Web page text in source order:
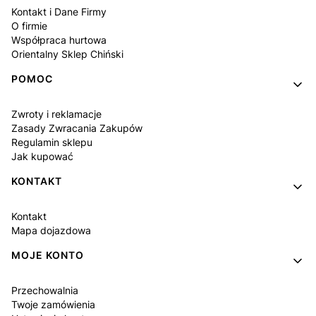
Kontakt i Dane Firmy
O firmie
Współpraca hurtowa
Orientalny Sklep Chiński
POMOC
Zwroty i reklamacje
Zasady Zwracania Zakupów
Regulamin sklepu
Jak kupować
KONTAKT
Kontakt
Mapa dojazdowa
MOJE KONTO
Przechowalnia
Twoje zamówienia